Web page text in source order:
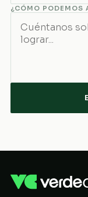
¿CÓMO PODEMOS